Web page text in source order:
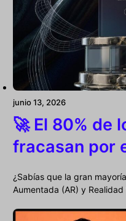
junio 13, 2026
🚀 El 80% de
fracasan por
¿Sabías que la gran
Aumentada (AR) y